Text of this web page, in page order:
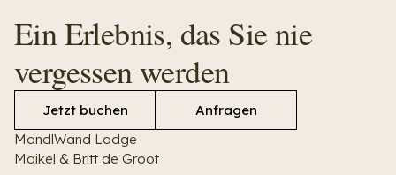
Ein Erlebnis, das Sie nie
vergessen werden
Jetzt buchen
Anfragen
MandlWand Lodge
Maikel & Britt de Groot